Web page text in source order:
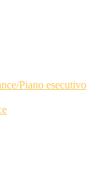
Piano esecutivo